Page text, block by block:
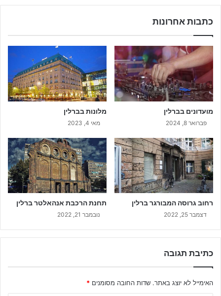
כתבות אחרונות
מועדונים בברלין
פברואר 8, 2024
מלונות בברלין
מאי 4, 2023
רחוב גרוסה המבורגר ברלין
דצמבר 25, 2022
תחנת הרכבת אנהאלטר ברלין
נובמבר 21, 2022
כתיבת תגובה
האימייל לא יוצג באתר. שדות החובה מסומנים *